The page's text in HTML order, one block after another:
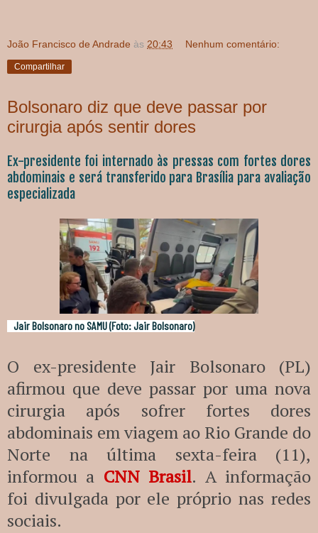
João Francisco de Andrade às 20:43 Nenhum comentário:
Compartilhar
Bolsonaro diz que deve passar por
cirurgia após sentir dores
Ex-presidente foi internado às pressas com fortes dores
abdominais e será transferido para Brasília para avaliação
especializada
Jair Bolsonaro no SAMU (Foto: Jair Bolsonaro)
O ex-presidente Jair Bolsonaro (PL)
afirmou que deve passar por uma nova
cirurgia após sofrer fortes dores
abdominais em viagem ao Rio Grande do
Norte na última sexta-feira (11),
informou a CNN Brasil. A informação
foi divulgada por ele próprio nas redes
sociais.